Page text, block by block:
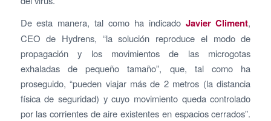
De esta manera, tal como ha indicado Javier Climent,
CEO de Hydrens, “la solución reproduce el modo de
propagación y los movimientos de las microgotas
exhaladas de pequeño tamaño”, que, tal como ha
proseguido, “pueden viajar más de 2 metros (la distancia
física de seguridad) y cuyo movimiento queda controlado
por las corrientes de aire existentes en espacios cerrados”.